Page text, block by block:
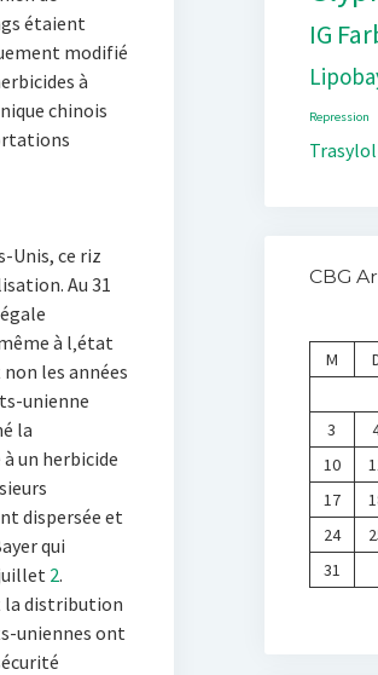
étaient
modifié
à
chinois
Unis, ce riz
Au 31
à l‚état
les années
unienne
la
un herbicide
dispersée et
qui
2.
la distribution
uniennes ont
IG
Repression
Trasylol
CBG
M
3
10
17
24
31